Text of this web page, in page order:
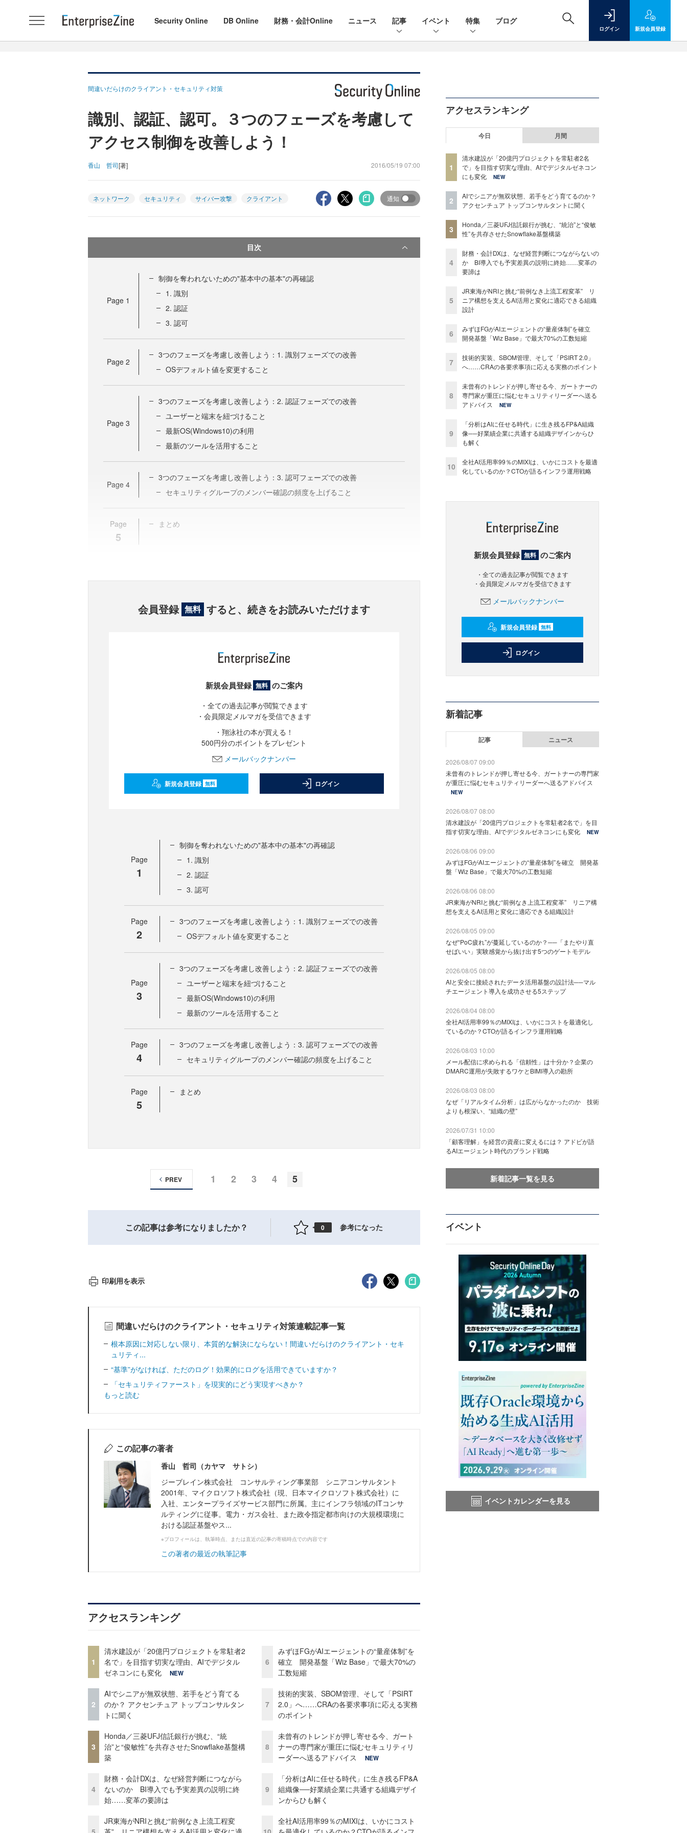
Security Online DB Online 財務・会計Online ニュース 記事 イベント 特集 ブログ
ログイン 新規会員登録
間違いだらけのクライアント・セキュリティ対策
識別、認証、認可。３つのフェーズを考慮して
アクセス制御を改善しよう！
香山 哲司[著] 2016/05/19 07:00
ネットワーク セキュリティ サイバー攻撃 クライアント 通知
目次
Page 1
制御を奪われないための"基本中の基本"の再確認
1. 識別
2. 認証
3. 認可
Page 2
3つのフェーズを考慮し改善しよう：1. 識別フェーズでの改善
OSデフォルト値を変更すること
Page 3
3つのフェーズを考慮し改善しよう：2. 認証フェーズでの改善
ユーザーと端末を紐づけること
最新OS(Windows10)の利用
最新のツールを活用すること
Page 4
3つのフェーズを考慮し改善しよう：3. 認可フェーズでの改善
セキュリティグループのメンバー確認の頻度を上げること
Page
5
まとめ
会員登録 無料 すると、続きをお読みいただけます
新規会員登録 無料 のご案内
・全ての過去記事が閲覧できます
・会員限定メルマガを受信できます
・翔泳社の本が買える！
500円分のポイントをプレゼント
メールバックナンバー
新規会員登録 無料 ログイン
Page
1
制御を奪われないための"基本中の基本"の再確認
1. 識別
2. 認証
3. 認可
Page
2
3つのフェーズを考慮し改善しよう：1. 識別フェーズでの改善
OSデフォルト値を変更すること
Page
3
3つのフェーズを考慮し改善しよう：2. 認証フェーズでの改善
ユーザーと端末を紐づけること
最新OS(Windows10)の利用
最新のツールを活用すること
Page
4
3つのフェーズを考慮し改善しよう：3. 認可フェーズでの改善
セキュリティグループのメンバー確認の頻度を上げること
Page
5
まとめ
1 2 3 4 5
PREV
この記事は参考になりましたか？ 0 参考になった
印刷用を表示
間違いだらけのクライアント・セキュリティ対策連載記事一覧
根本原因に対応しない限り、本質的な解決にならない！間違いだらけのクライアント・セキ
ュリティ...
“基準”がなければ、ただのログ！効果的にログを活用できていますか？
「セキュリティファースト」を現実的にどう実現すべきか？
もっと読む
この記事の著者
香山 哲司（カヤマ サトシ）
ジーブレイン株式会社 コンサルティング事業部 シニアコンサルタント
2001年、マイクロソフト株式会社（現、日本マイクロソフト株式会社）に
入社、エンタープライズサービス部門に所属。主にインフラ領域のITコンサ
ルティングに従事。電力・ガス会社、また政令指定都市向けの大規模環境に
おける認証基盤やス...
※プロフィールは、執筆時点、または直近の記事の寄稿時点での内容です
この著者の最近の執筆記事
アクセスランキング
1
清水建設が「20億円プロジェクトを常駐者2
名で」を目指す切実な理由、AIでデジタル
ゼネコンにも変化
NEW
2
AIでシニアが無双状態、若手をどう育てる
のか？ アクセンチュア トップコンサルタン
トに聞く
3
Honda／三菱UFJ信託銀行が挑む、“統
治”と“俊敏性”を共存させたSnowflake基盤構
築
4
財務・会計DXは、なぜ経営判断につながら
ないのか BI導入でも予実差異の説明に終
始……変革の要諦は
JR東海がNRIと挑む“前例なき上流工程変
6
みずほFGがAIエージェントの“量産体制”を
確立 開発基盤「Wiz Base」で最大70%の
工数短縮
7
技術的実装、SBOM管理、そして「PSIRT
2.0」へ……CRAの各要求事項に応える実務
のポイント
8
未曾有のトレンドが押し寄せる今、ガート
ナーの専門家が重圧に悩むセキュリティリ
ーダーへ送るアドバイス
NEW
9
「分析はAIに任せる時代」に生き残るFP&A
組織像──好業績企業に共通する組織デザイ
ンからひも解く
全社AI活用率99％のMIXIは、いかにコスト
アクセスランキング
今日 月間
1
清水建設が「20億円プロジェクトを常駐者2名
で」を目指す切実な理由、AIでデジタルゼネコン
にも変化
NEW
2
AIでシニアが無双状態、若手をどう育てるのか？
アクセンチュア トップコンサルタントに聞く
3
Honda／三菱UFJ信託銀行が挑む、“統治”と“俊敏
性”を共存させたSnowflake基盤構築
4
財務・会計DXは、なぜ経営判断につながらないの
か BI導入でも予実差異の説明に終始……変革の
要諦は
5
JR東海がNRIと挑む“前例なき上流工程変革” リ
ニア構想を支えるAI活用と変化に適応できる組織
設計
6
みずほFGがAIエージェントの“量産体制”を確立
開発基盤「Wiz Base」で最大70%の工数短縮
7
技術的実装、SBOM管理、そして「PSIRT 2.0」
へ……CRAの各要求事項に応える実務のポイント
8
未曾有のトレンドが押し寄せる今、ガートナーの
専門家が重圧に悩むセキュリティリーダーへ送る
アドバイス
NEW
9
「分析はAIに任せる時代」に生き残るFP&A組織
像──好業績企業に共通する組織デザインからひ
も解く
10
全社AI活用率99％のMIXIは、いかにコストを最適
化しているのか？CTOが語るインフラ運用戦略
新規会員登録 無料 のご案内
・全ての過去記事が閲覧できます
・会員限定メルマガを受信できます
メールバックナンバー
新規会員登録 無料
ログイン
新着記事
記事 ニュース
2026/08/07 09:00
未曾有のトレンドが押し寄せる今、ガートナーの専門家
が重圧に悩むセキュリティリーダーへ送るアドバイス
NEW
2026/08/07 08:00
清水建設が「20億円プロジェクトを常駐者2名で」を目
指す切実な理由、AIでデジタルゼネコンにも変化
NEW
2026/08/06 09:00
みずほFGがAIエージェントの“量産体制”を確立 開発基
盤「Wiz Base」で最大70%の工数短縮
2026/08/06 08:00
JR東海がNRIと挑む“前例なき上流工程変革” リニア構
想を支えるAI活用と変化に適応できる組織設計
2026/08/05 09:00
なぜ“PoC疲れ”が蔓延しているのか？──「またやり直
せばいい」実験感覚から抜け出す5つのゲートモデル
2026/08/05 08:00
AIと安全に接続されたデータ活用基盤の設計法──マル
チエージェント導入を成功させる5ステップ
2026/08/04 08:00
全社AI活用率99％のMIXIは、いかにコストを最適化し
ているのか？CTOが語るインフラ運用戦略
2026/08/03 10:00
メール配信に求められる「信頼性」は十分か？企業の
DMARC運用が失敗するワケとBIMI導入の勘所
2026/08/03 08:00
なぜ「リアルタイム分析」は広がらなかったのか 技術
よりも根深い、“組織の壁”
2026/07/31 10:00
「顧客理解」を経営の資産に変えるには？ アドビが語
るAIエージェント時代のブランド戦略
新着記事一覧を見る
イベント
イベントカレンダーを見る